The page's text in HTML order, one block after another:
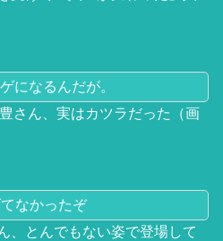
になるんだが。
さん、実はカツラだった（画
なかったぞ
、とんでもない姿で登場して